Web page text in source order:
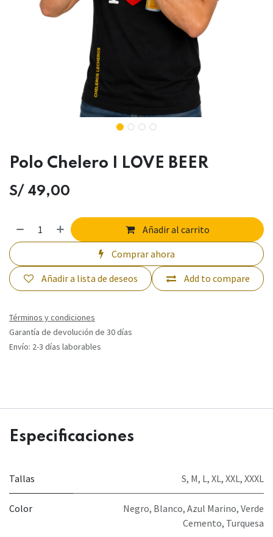
Polo Chelero I LOVE BEER
S/ 49,00
Añadir al carrito
Comprar ahora
Add to compare
Añadir a lista de deseos
Términos y condiciones
Garantía de devolución de 30 días
Envío: 2-3 días laborables
Especificaciones
Tallas S, M, L, XL, XXL, XXXL
Color Negro, Blanco, Azul Marino, Verde
Cemento, Turquesa